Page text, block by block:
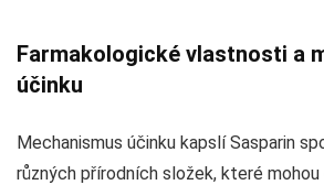
Farmakologické vlastnosti a
účinku
Mechanismus účinku kapslí Sasparin
různých přírodních složek, které